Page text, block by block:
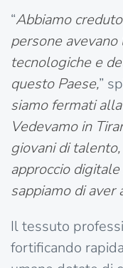
“Abbiamo
persone avevano
tecnologiche e
questo Paese,”
siamo fermati
Vedevamo in
giovani di
approccio
sappiamo di aver
Il tessuto
fortificando